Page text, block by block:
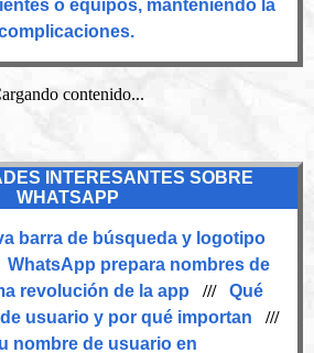
o equipos, manteniendo la
contenido...
INTERESANTES SOBRE
WHATSAPP
barra de búsqueda y logotipo
WhatsApp prepara nombres de
revolución de la app /// Qué
usuario y por qué importan ///
nombre de usuario en